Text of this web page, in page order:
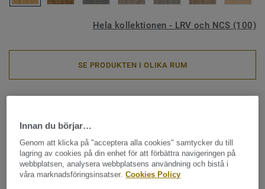
Hela kollektionen - LRV och NCS (100)
SE PRODUKTEN I OLIKA RUM
iD Inspiration 55 - Classic Pine
NATURAL
iD Inspiration har fått en förbättrad modularitet som som
gör det enkelt att förändra ett utrymme snabbt och enkelt
Innan du börjar…
Genom att klicka på "acceptera alla cookies" samtycker du till
lagring av cookies på din enhet för att förbättra navigeringen på
webbplatsen, analysera webbplatsens användning och bistå i
våra marknadsföringsinsatser. Cookies Policy